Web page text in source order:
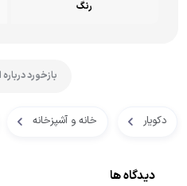
رنگ
بازخورد درباره
دکویار خانه و آشپزخانه
دیدگاه ها